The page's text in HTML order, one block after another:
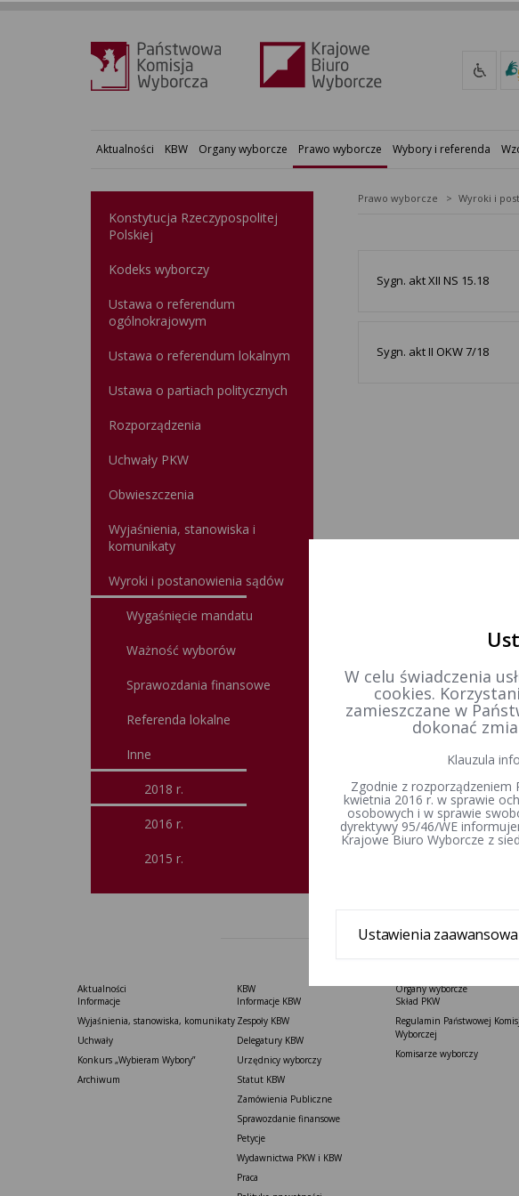
Aktualności KBW Organy wyborcze Prawo wyborcze Wybory i referenda
Konstytucja Rzeczypospolitej
Polskiej​
Kodeks wyborczy
Ustawa o referendum
ogólnokrajowym
Ustawa o referendum lokalnym
Ustawa o partiach politycznych
Rozporządzenia
Uchwały PKW
Obwieszczenia
Wyjaśnienia, stanowiska i
komunikaty
Wyroki i postanowienia sądów
Wygaśnięcie mandatu
Ważność wyborów
Sprawozdania finansowe
Referenda lokalne
Inne
2018 r.
2016 r.
2015 r.
Prawo wyborcze
Sygn. akt XII NS 15.18
Sygn. akt II OKW 7/18
Aktualności
Informacje
Wyjaśnienia, stanowiska, komunikaty
Uchwały
Konkurs „Wybieram Wybory”
Archiwum
KBW
Informacje KBW
Zespoły KBW
Delegatury ​KBW
Urzędnicy wyborczy
Statut K​BW
Zamówienia Publiczne
Sprawozdanie finansowe
Petycje
Wydawnictwa PKW i KBW
Praca
Organy wyborcze
Skład PKW
Regulamin Państwowej
Wyborczej
Komisarze wyborczy
W celu świadczenia
cookies.
zamieszczane w
dokonać
Klauzula
Zgodnie z rozporządzeniem
kwietnia 2016 r. w sprawie
osobowych i w sprawie
dyrektywy 95/46/WE
Krajowe Biuro Wyborcze z
Ustawienia